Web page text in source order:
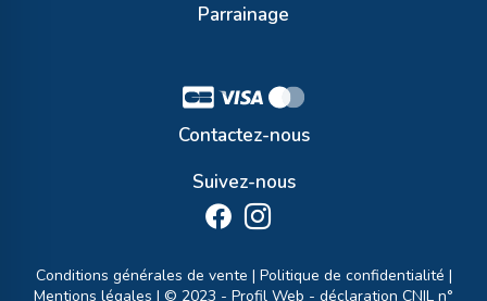
Parrainage
Contactez-nous
Suivez-nous
Conditions générales de vente | Politique de confidentialité |
Mentions légales | © 2023 - Profil Web - déclaration CNIL n°